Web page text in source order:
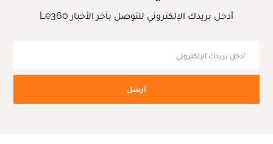
أدخل بريدك الإلكتروني للتوصل بآخر الأخبار Le360
أرسل